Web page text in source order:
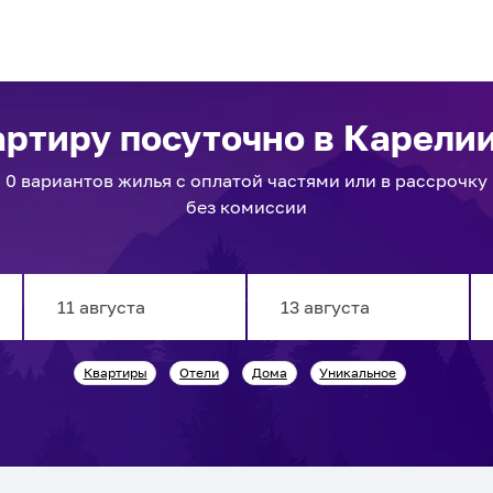
посуточно в
0 вариантов жилья с оплатой частями или в рассрочку
без комиссии
forward
backward
Квартиры Отели Дома Уникальное